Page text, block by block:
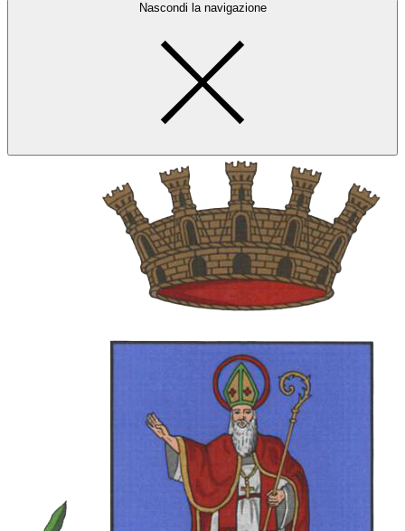
Nascondi la navigazione